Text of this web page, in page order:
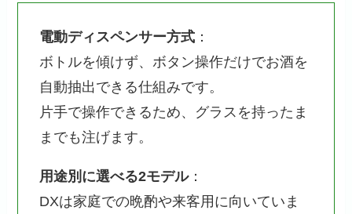
電動ディスペンサー方式 ：
ボトルを傾けず、ボタン操作だけでお酒を
自動抽出できる仕組みです。
片手で操作できるため、グラスを持ったま
までも注げます。
用途別に選べる2モデル：
DXは家庭での晩酌や来客用に向いていま